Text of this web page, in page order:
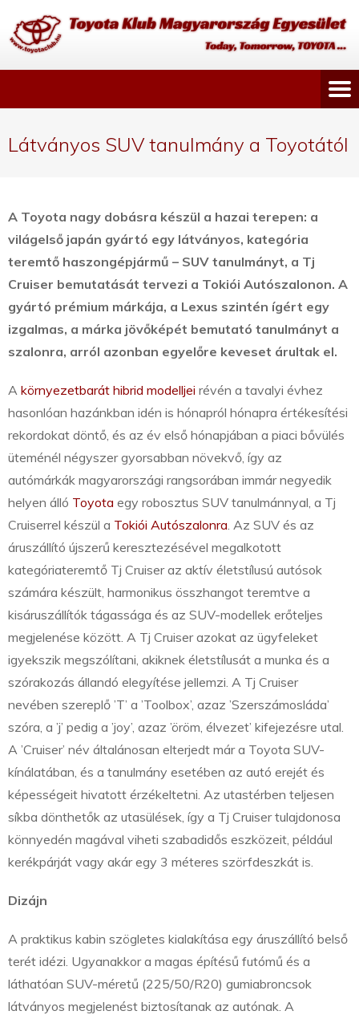
Látványos SUV tanulmány a Toyotától
A Toyota nagy dobásra készül a hazai terepen: a
világelső japán gyártó egy látványos, kategória
teremtő haszongépjármű – SUV tanulmányt, a Tj
Cruiser bemutatását tervezi a Tokiói Autószalonon. A
gyártó prémium márkája, a Lexus szintén ígért egy
izgalmas, a márka jövőképét bemutató tanulmányt a
szalonra, arról azonban egyelőre keveset árultak el.
A környezetbarát hibrid modelljei révén a tavalyi évhez
hasonlóan hazánkban idén is hónapról hónapra értékesítési
rekordokat döntő, és az év első hónapjában a piaci bővülés
üteménél négyszer gyorsabban növekvő, így az
autómárkák magyarországi rangsorában immár negyedik
helyen álló Toyota egy robosztus SUV tanulmánnyal, a Tj
Cruiserrel készül a Tokiói Autószalonra. Az SUV és az
áruszállító újszerű keresztezésével megalkotott
kategóriateremtő Tj Cruiser az aktív életstílusú autósok
számára készült, harmonikus összhangot teremtve a
kisáruszállítók tágassága és az SUV-modellek erőteljes
megjelenése között. A Tj Cruiser azokat az ügyfeleket
igyekszik megszólítani, akiknek életstílusát a munka és a
szórakozás állandó elegyítése jellemzi. A Tj Cruiser
nevében szereplő ’T’ a ’Toolbox’, azaz ’Szerszámosláda’
szóra, a ’j’ pedig a ’joy’, azaz ’öröm, élvezet’ kifejezésre utal.
A ’Cruiser’ név általánosan elterjedt már a Toyota SUV-
kínálatában, és a tanulmány esetében az autó erejét és
képességeit hivatott érzékeltetni. Az utastérben teljesen
síkba dönthetők az utasülések, így a Tj Cruiser tulajdonosa
könnyedén magával viheti szabadidős eszközeit, például
kerékpárját vagy akár egy 3 méteres szörfdeszkát is.
Dizájn
A praktikus kabin szögletes kialakítása egy áruszállító belső
terét idézi. Ugyanakkor a magas építésű futómű és a
láthatóan SUV-méretű (225/50/R20) gumiabroncsok
látványos megjelenést biztosítanak az autónak. A